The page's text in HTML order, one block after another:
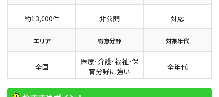
約13,000件 非公開 対応
エリア 得意分野 対象年代
全国
医療･介護･福祉･保
育分野に強い
全年代